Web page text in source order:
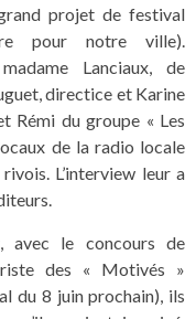
projet de festival
pour notre ville).
Lanciaux, de
directice et Karine
Rémi du groupe « Les
de la radio locale
L’interview leur a
avec le concours de
des « Motivés »
du 8 juin prochain), ils